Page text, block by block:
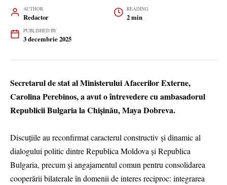
AUTHOR
Redactor
READING
2 min
PUBLISHED BY
3 decembrie 2025
Secretarul de stat al Ministerului Afacerilor Externe,
Carolina Perebinos, a avut o întrevedere cu ambasadorul
Republicii Bulgaria la Chişinău, Maya Dobreva.
Discuțiile au reconfirmat caracterul constructiv și dinamic al
dialogului politic dintre Republica Moldova și Republica
Bulgaria, precum și angajamentul comun pentru consolidarea
cooperării bilaterale în domenii de interes reciproc: integrarea